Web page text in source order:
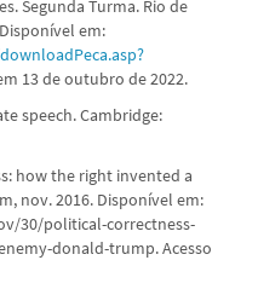
Segunda Turma. Rio de
em:
13 de outubro de 2022.
speech. Cambridge:
how the right invented a
nov. 2016. Disponível em:
30/political-correctness-
donald-trump. Acesso